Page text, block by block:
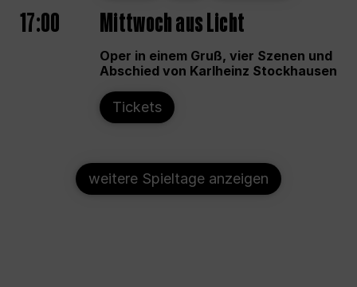
17:00 Mittwoch aus Licht
Oper in einem Gruß, vier Szenen und
Abschied von Karlheinz Stockhausen
Tickets
weitere Spieltage anzeigen